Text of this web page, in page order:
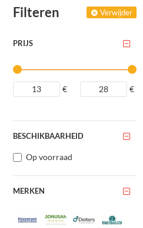
Filteren Verwijder
PRIJS
€ €
BESCHIKBAARHEID
Op voorraad
MERKEN